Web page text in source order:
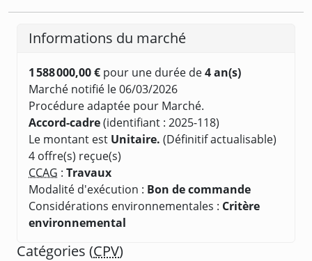
Informations du marché
1 588 000,00 € pour une durée de4 an(s)
Marché notifié le 06/03/2026
Procédure adaptée pour Marché.
Accord-cadre(identifiant : 2025-118)
Le montant est Unitaire. (Définitif actualisable)
4 offre(s) reçue(s)
CCAG : Travaux
Modalité d'exécution : Bon de commande
Considérations environnementales : Critère
environnemental
Catégories (CPV)